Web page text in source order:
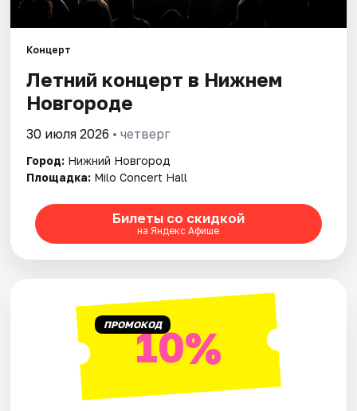
Площадки
Артисты
Концерт
Летний концерт в Нижнем
Новгороде
30 июля 2026 • четверг
Город: Нижний Новгород
Площадка: Milo Concert Hall
Билеты со скидкой
на Яндекс Афише
ПРОМОКОД10%